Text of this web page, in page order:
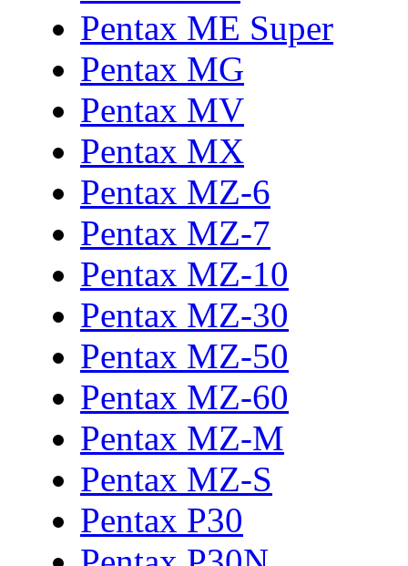
Pentax ME Super
Pentax MG
Pentax MV
Pentax MX
Pentax MZ-6
Pentax MZ-7
Pentax MZ-10
Pentax MZ-30
Pentax MZ-50
Pentax MZ-60
Pentax MZ-M
Pentax MZ-S
Pentax P30